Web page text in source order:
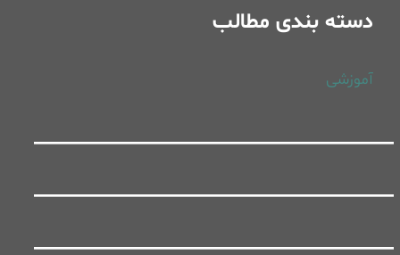
دسته بندی مطالب
آموزشی